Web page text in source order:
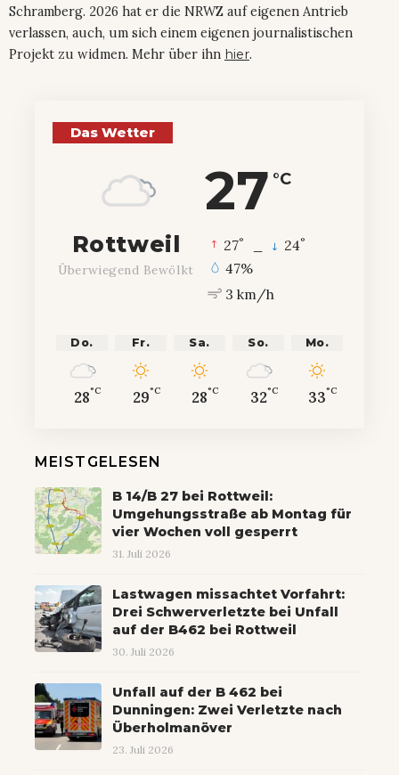
Schramberg. 2026 hat er die NRWZ auf eigenen Antrieb
verlassen, auch, um sich einem eigenen journalistischen
Projekt zu widmen. Mehr über ihn hier.
Das Wetter
27 °C
Rottweil
Überwiegend Bewölkt
27° 24°
47%
3 km/h
Do.
28°C
Fr.
29°C
Sa.
28°C
So.
32°C
Mo.
33°C
MEISTGELESEN
B 14/B 27 bei Rottweil:
Umgehungsstraße ab Montag für
vier Wochen voll gesperrt
31. Juli 2026
Lastwagen missachtet Vorfahrt:
Drei Schwerverletzte bei Unfall
auf der B462 bei Rottweil
30. Juli 2026
Unfall auf der B 462 bei
Dunningen: Zwei Verletzte nach
Überholmanöver
23. Juli 2026